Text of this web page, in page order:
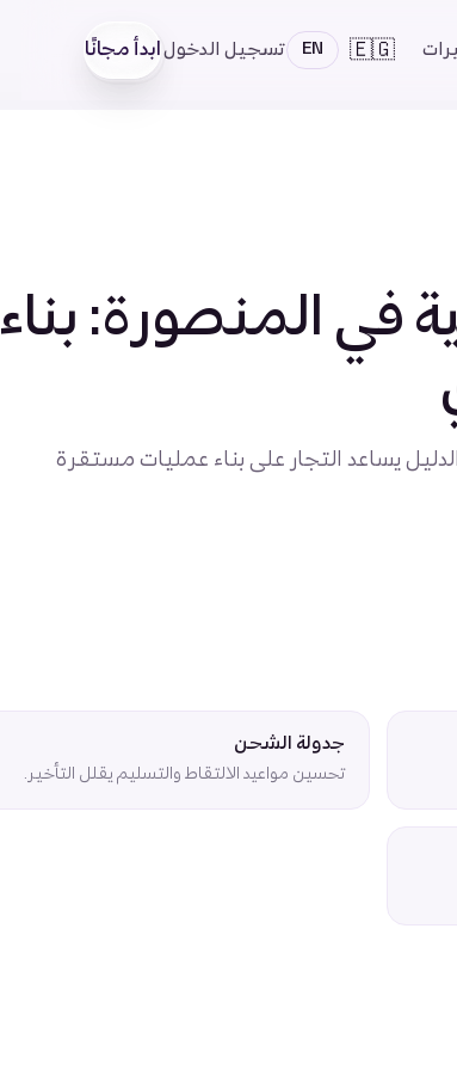
🇪🇬
EN تسجيل الدخول ابدأ مجانًا
في المنصورة: بناء
يساعد التجار على بناء عمليات مستقرة
جدولة الشحن
تحسين مواعيد الالتقاط والتسليم يقلل التأخير.